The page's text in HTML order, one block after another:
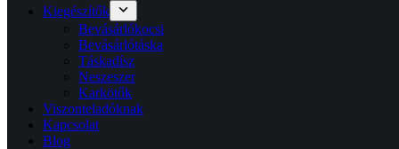
Kiegészítők
Bevásárlókocsi
Bevásárlótáska
Táskadísz
Neszeszer
Karkötők
Viszonteladóknak
Kapcsolat
Blog